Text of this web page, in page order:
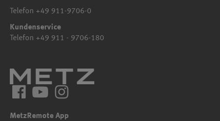
Telefon +49 911-9706-0
Kundenservice
Telefon +49 911 - 9706-180
FacebookYouTubeInstagram
MetzRemote App